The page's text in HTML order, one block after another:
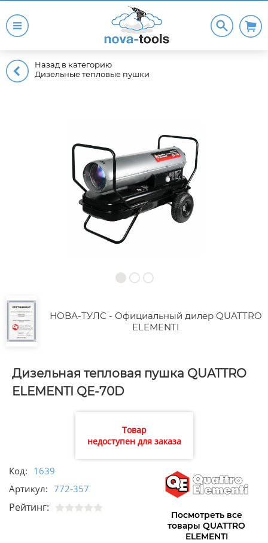
Назад в категорию
Дизельные тепловые пушки
НОВА-ТУЛС - Официальный дилер QUATTRO
ELEMENTI
Дизельная тепловая пушка QUATTRO
ELEMENTI QE-70D
Товар
недоступен для заказа
Код: 1639
Артикул: 772-357
Рейтинг:
Посмотреть все
товары QUATTRO
ELEMENTI